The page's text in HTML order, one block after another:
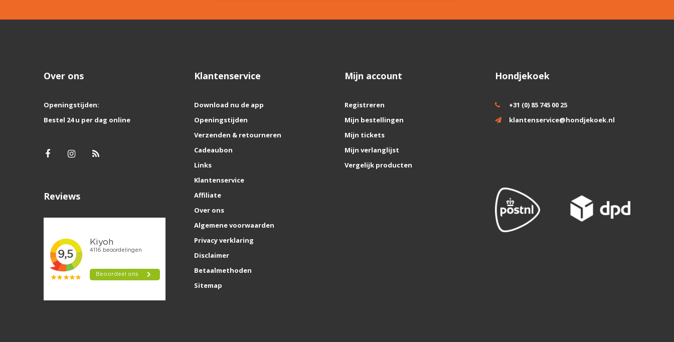
Over ons
Openingstijden:
Bestel 24 u per dag online
Reviews
Klantenservice
Download nu de app
Openingstijden
Verzenden & retourneren
Cadeaubon
Links
Klantenservice
Affiliate
Over ons
Algemene voorwaarden
Privacy verklaring
Disclaimer
Betaalmethoden
Sitemap
Mijn account
Registreren
Mijn bestellingen
Mijn tickets
Mijn verlanglijst
Vergelijk producten
Hondjekoek
+31 (0) 85 745 00 25
klantenservice@hondjekoek.nl